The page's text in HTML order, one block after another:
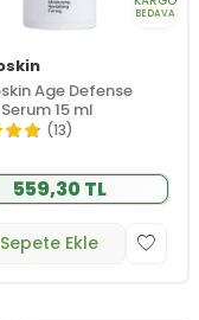
BEDAVA
Age Defense
15 ml
(13)
559,30 TL
Sepete Ekle